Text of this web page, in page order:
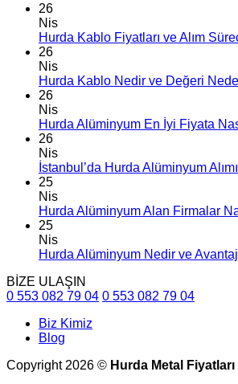
26
Nis
Hurda Kablo Fiyatları ve Alım
26
Nis
Hurda Kablo Nedir ve Değeri
26
Nis
Hurda Alüminyum En İyi Fiyata
26
Nis
İstanbul’da Hurda Alüminyum
25
Nis
Hurda Alüminyum Alan Firmalar
25
Nis
Hurda Alüminyum Nedir ve
BİZE ULAŞIN
0 553 082 79 04 0 553 082 79 04
Biz Kimiz
Blog
Copyright 2026 © Hurda Metal Fiyatları